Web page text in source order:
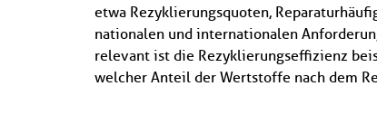
etwa Rezyklierungsquoten,
nationalen und internationalen
relevant ist die Rezyklierungseffizienz
welcher Anteil der Wertstoffe nach dem